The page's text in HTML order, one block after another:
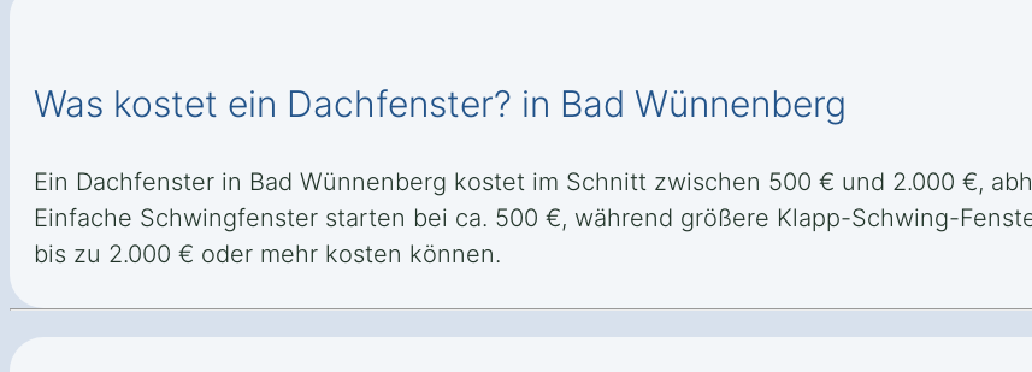
Was kostet ein Dachfenster? in Bad Wünnenberg
Ein Dachfenster in Bad Wünnenberg kostet im Schnitt zwischen 500 € und 2.000 €,
Einfache Schwingfenster starten bei ca. 500 €, während größere Klapp-Schwing-
bis zu 2.000 € oder mehr kosten können.